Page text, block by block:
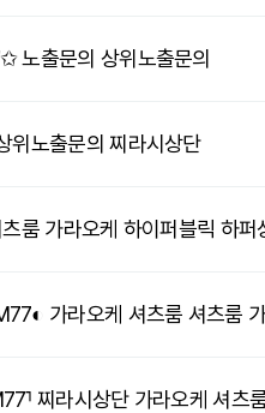
노출문의 상위노출문의
노출문의 찌라시상단
룸 가라오케 하이퍼블릭 하퍼
가라오케 셔츠룸 셔츠룸
찌라시상단 가라오케 셔츠